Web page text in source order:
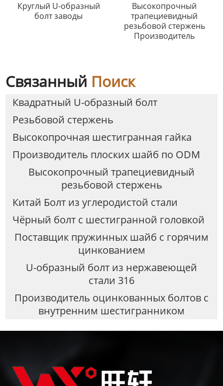
Круглый U-образный
болт заводы
Высокопрочный
трапециевидный
резьбовой стержень
Производитель
Связанный Поиск
Квадратный U-образный болт
Резьбовой стержень
Высокопрочная шестигранная гайка
Производитель плоских шайб по ODM
Высокопрочный трапециевидный
резьбовой стержень
Китай Болт из углеродистой стали
Чёрный болт с шестигранной головкой
Поставщик пружинных шайб с горячим
цинкованием
U-образный болт из нержавеющей
стали 316
Производитель оцинкованных болтов с
внутренним шестигранником